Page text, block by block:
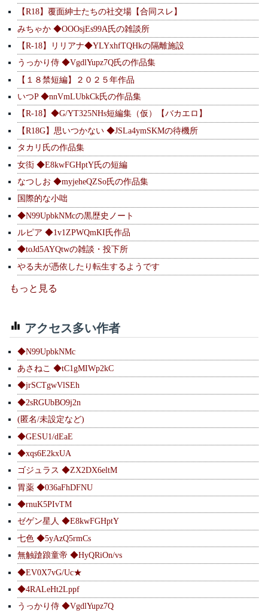
【R18】覆面紳士たちの社交場【合同スレ】
みちゃか ◆OOOsjEs99A氏の雑談所
【R-18】リリアナ◆YLYxhfTQHkの隔離施設
うっかり侍 ◆VgdlYupz7Q氏の作品集
【１８禁短編】２０２５年作品
いつP ◆nnVmLUbkCk氏の作品集
【R-18】◆G/YT325NHs短編集（仮）【バカエロ】
【R18G】思いつかない ◆JSLa4ymSKMの待機所
タカリ氏の作品集
女衒 ◆E8kwFGHptY氏の短編
なつしお ◆myjeheQZSo氏の作品集
国際的な小咄
◆N99UpbkNMcの黒歴史ノート
ルピア ◆1v1ZPWQmKI氏作品
◆toJd5AYQtwの雑談・投下所
やる夫が憑依したり転生するようです
もっと見る
アクセス多い作者
◆N99UpbkNMc
あさねこ ◆tC1gMIWp2kC
◆jrSCTgwVlSEh
◆2sRGUbBO9j2n
(匿名/未設定など)
◆GESU1/dEaE
◆xqs6E2kxUA
ゴジュラス ◆ZX2DX6eltM
胃薬 ◆036aFhDFNU
◆rnuK5PIvTM
ゼゲン星人 ◆E8kwFGHptY
七色 ◆5yAzQ5rmCs
無触蹌踉童帝 ◆HyQRiOn/vs
◆EV0X7vG/Uc★
◆4RALeHt2Lppf
うっかり侍 ◆VgdlYupz7Q